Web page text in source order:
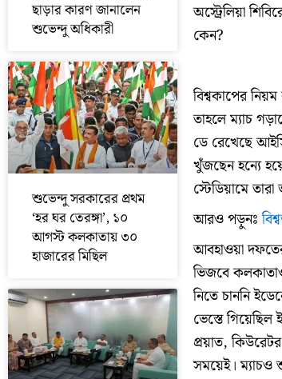
ছাড়ার কারণ জানালেন
শুভেন্দু অধিকারী
শুভেন্দু সরকারের প্রথম
‘হর ঘর তেরঙ্গা’, ১০
আগস্ট কলকাতায় ৩০
হাজারের মিছিল
অস্ট্রেলিয়া
কেন?
বিশ্বকাপের
তাহলে ম্যাচ
ডে রেখেছে
খুঁজছেন হন্যে
স্টেডিয়ামে
আরও পড়ুনঃ
আবহাওয়া
ভিজবে
নিতে চাননি
ভেস্তে
প্রয়াত,
সময়েই।